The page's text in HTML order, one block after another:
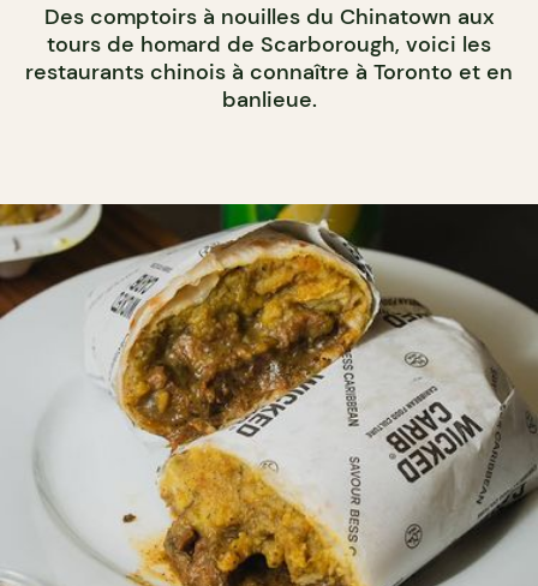
Des comptoirs à nouilles du Chinatown aux
tours de homard de Scarborough, voici les
restaurants chinois à connaître à Toronto et en
banlieue.